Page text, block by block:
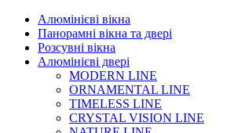
Алюмінієві вікна
Панорамні вікна та двері
Розсувні вікна
Алюмінієві двері
MODERN LINE
ORNAMENTAL LINE
TIMELESS LINE
CRYSTAL VISION LINE